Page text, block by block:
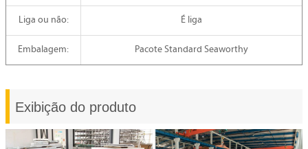
Liga ou não: É liga
Embalagem: Pacote Standard Seaworthy
Exibição do produto